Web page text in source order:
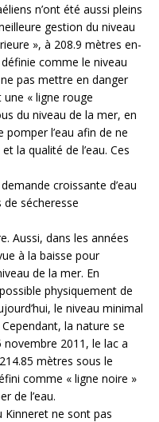
n’ont été aussi pleins
gestion du niveau
», à 208.9 mètres en-
comme le niveau
pas mettre en danger
« ligne rouge
du niveau de la mer, en
l’eau afin de ne
la qualité de l’eau. Ces
croissante d’eau
sécheresse
Aussi, dans les années
à la baisse pour
de la mer. En
physiquement de
le niveau minimal
la nature se
2011, le lac a
mètres sous le
comme « ligne noire »
de l’eau.
Kinneret ne sont pas